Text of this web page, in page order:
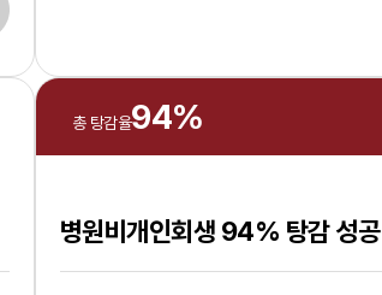
총 탕감율94%
병원비개인회생 94% 탕감 성공